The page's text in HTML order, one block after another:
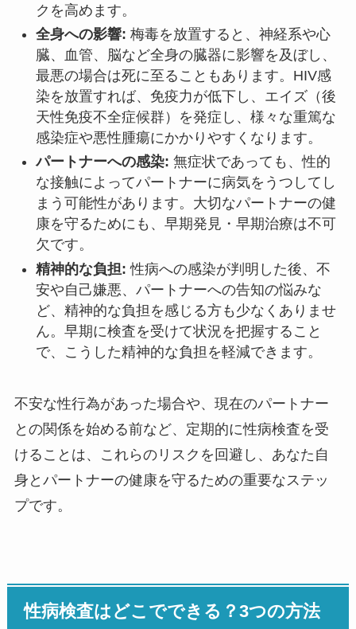
クを高めます。
全身への影響: 梅毒を放置すると、神経系や心
臓、血管、脳など全身の臓器に影響を及ぼし、
最悪の場合は死に至ることもあります。HIV感
染を放置すれば、免疫力が低下し、エイズ（後
天性免疫不全症候群）を発症し、様々な重篤な
感染症や悪性腫瘍にかかりやすくなります。
パートナーへの感染: 無症状であっても、性的
な接触によってパートナーに病気をうつしてし
まう可能性があります。大切なパートナーの健
康を守るためにも、早期発見・早期治療は不可
欠です。
精神的な負担: 性病への感染が判明した後、不
安や自己嫌悪、パートナーへの告知の悩みな
ど、精神的な負担を感じる方も少なくありませ
ん。早期に検査を受けて状況を把握すること
で、こうした精神的な負担を軽減できます。
不安な性行為があった場合や、現在のパートナー
との関係を始める前など、定期的に性病検査を受
けることは、これらのリスクを回避し、あなた自
身とパートナーの健康を守るための重要なステッ
プです。
性病検査はどこでできる？3つの方法